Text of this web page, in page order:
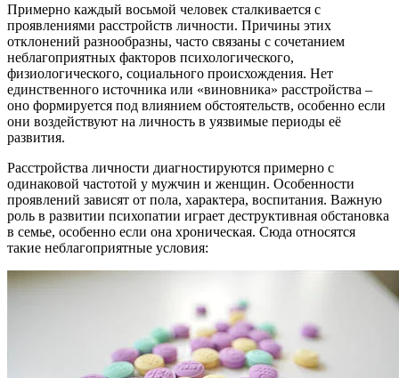
Примерно каждый восьмой человек сталкивается с
проявлениями расстройств личности. Причины этих
отклонений разнообразны, часто связаны с сочетанием
неблагоприятных факторов психологического,
физиологического, социального происхождения. Нет
единственного источника или «виновника» расстройства –
оно формируется под влиянием обстоятельств, особенно если
они воздействуют на личность в уязвимые периоды её
развития.
Расстройства личности диагностируются примерно с
одинаковой частотой у мужчин и женщин. Особенности
проявлений зависят от пола, характера, воспитания. Важную
роль в развитии психопатии играет деструктивная обстановка
в семье, особенно если она хроническая. Сюда относятся
такие неблагоприятные условия: